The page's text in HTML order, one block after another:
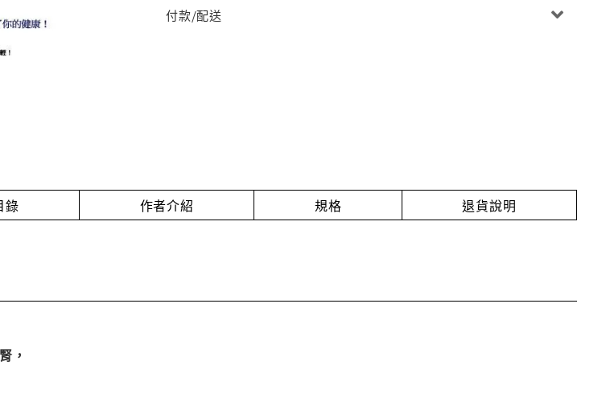
付款/配送
錄 作者介紹 規格 退貨說明
，